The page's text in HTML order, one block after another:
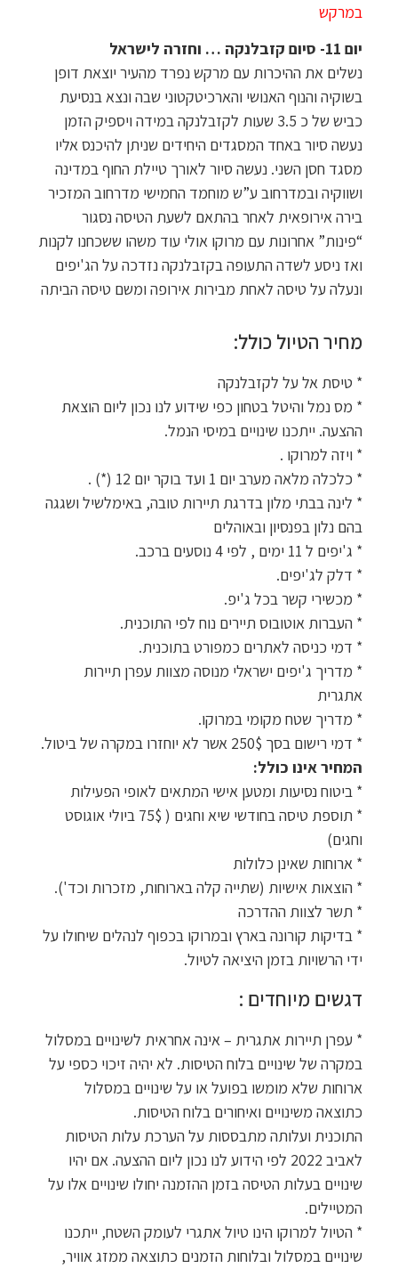
במרקש
יום 11- סיום קזבלנקה … וחזרה לישראל
נשלים את ההיכרות עם מרקש נפרד מהעיר יוצאת דופן
בשוקיה והנוף האנושי והארכיטקטוני שבה ונצא בנסיעת
כביש של כ 3.5 שעות לקזבלנקה במידה ויספיק הזמן
נעשה סיור באחד המסגדים היחידים שניתן להיכנס אליו
מסגד חסן השני. נעשה סיור לאורך טיילת החוף במדינה
ושווקיה ובמדרחוב ע”ש מוחמד החמישי מדרחוב המזכיר
בירה אירופאית לאחר בהתאם לשעת הטיסה נסגור
“פינות” אחרונות עם מרוקו אולי עוד משהו ששכחנו לקנות
ואז ניסע לשדה התעופה בקזבלנקה נזדכה על הג'יפים
ונעלה על טיסה לאחת מבירות אירופה ומשם טיסה הביתה
מחיר הטיול כולל:
* טיסת אל על לקזבלנקה
* מס נמל והיטל בטחון כפי שידוע לנו נכון ליום הוצאת
ההצעה. ייתכנו שינויים במיסי הנמל.
* ויזה למרוקו .
* כלכלה מלאה מערב יום 1 ועד בוקר יום 12 (*) .
* לינה בבתי מלון בדרגת תיירות טובה, באימלשיל ושגגה
בהם נלון בפנסיון ובאוהלים
* ג'יפים ל 11 ימים , לפי 4 נוסעים ברכב.
* דלק לג'יפים.
* מכשירי קשר בכל ג'יפ.
* העברות אוטובוס תיירים נוח לפי התוכנית.
* דמי כניסה לאתרים כמפורט בתוכנית.
* מדריך ג'יפים ישראלי מנוסה מצוות עפרן תיירות
אתגרית
* מדריך שטח מקומי במרוקו.
* דמי רישום בסך 250$ אשר לא יוחזרו במקרה של ביטול.
המחיר אינו כולל:
* ביטוח נסיעות ומטען אישי המתאים לאופי הפעילות
* תוספת טיסה בחודשי שיא וחגים ( 75$ ביולי אוגוסט
וחגים)
* ארוחות שאינן כלולות
* הוצאות אישיות (שתייה קלה בארוחות, מזכרות וכד').
* תשר לצוות ההדרכה
* בדיקות קורונה בארץ ובמרוקו בכפוף לנהלים שיחולו על
ידי הרשויות בזמן היציאה לטיול.
דגשים מיוחדים :
* עפרן תיירות אתגרית – אינה אחראית לשינויים במסלול
במקרה של שינויים בלוח הטיסות. לא יהיה זיכוי כספי על
ארוחות שלא מומשו בפועל או על שינויים במסלול
כתוצאה משינויים ואיחורים בלוח הטיסות.
התוכנית ועלותה מתבססות על הערכת עלות הטיסות
לאביב 2022 לפי הידוע לנו נכון ליום ההצעה. אם יהיו
שינויים בעלות הטיסה בזמן ההזמנה יחולו שינויים אלו על
המטיילים.
* הטיול למרוקו הינו טיול אתגרי לעומק השטח, ייתכנו
שינויים במסלול ובלוחות הזמנים כתוצאה ממזג אוויר,